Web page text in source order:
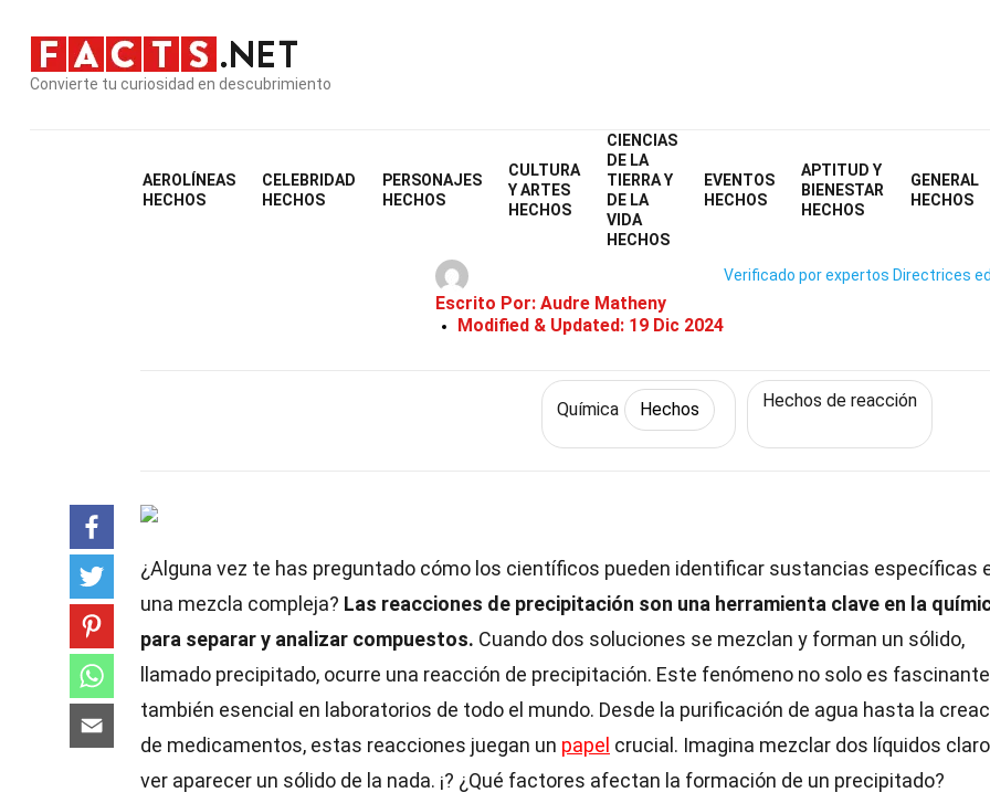
Convierte tu curiosidad en descubrimiento
AEROLÍNEAS
HECHOS
CELEBRIDAD
HECHOS
PERSONAJES
HECHOS
CULTURA
Y ARTES
HECHOS
CIENCIAS
DE LA
TIERRA Y
DE LA
VIDA
HECHOS
EVENTOS
HECHOS
APTITUD Y
BIENESTAR
HECHOS
GENERAL
HECHOS
Home Ciencia
35 Hechos Sobre Reacciones De
Escrito Por: Audre Matheny
Modified & Updated: 19 Dic 2024
Verificado por expertos Directrices
Química Hechos Hechos de reacción
¿Alguna vez te has preguntado cómo los científicos pueden identificar sustancias específicas
una mezcla compleja? Las reacciones de precipitación son una herramienta clave en la
para separar y analizar compuestos. Cuando dos soluciones se mezclan y forman un sólido,
llamado precipitado, ocurre una reacción de precipitación. Este fenómeno no solo es
también esencial en laboratorios de todo el mundo. Desde la purificación de agua hasta la
de medicamentos, estas reacciones juegan un papel crucial. Imagina mezclar dos líquidos
ver aparecer un sólido de la nada. ¡? ¿Qué factores afectan la formación de un precipitado?